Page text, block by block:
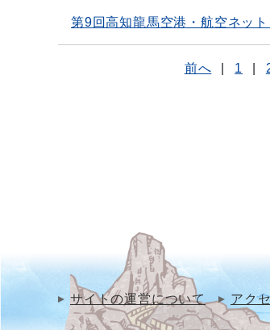
第9回高知龍馬空港・航空ネッ
前へ 1
サイトの運営について アク